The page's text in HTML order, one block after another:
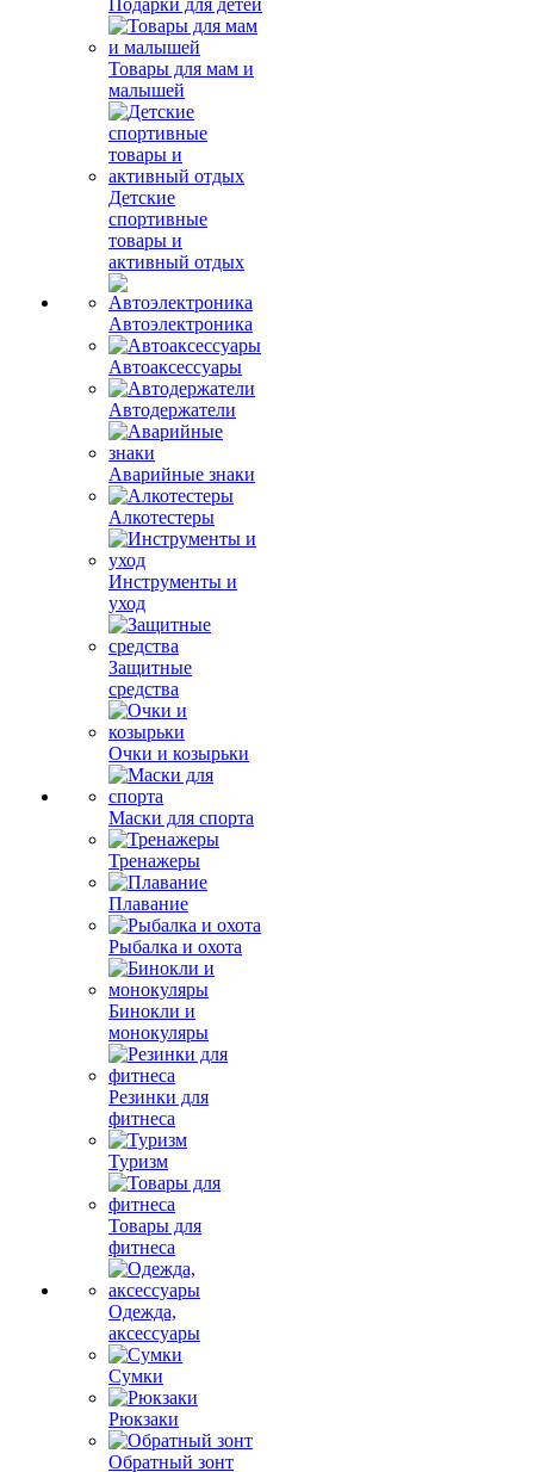
Подарки для детей
Товары для мам и
малышей
Детские
спортивные
товары и
активный отдых
Автоэлектроника
Автоаксессуары
Автодержатели
Аварийные знаки
Алкотестеры
Инструменты и
уход
Защитные
средства
Очки и козырьки
Маски для спорта
Тренажеры
Плавание
Рыбалка и охота
Бинокли и
монокуляры
Резинки для
фитнеса
Туризм
Товары для
фитнеса
Одежда,
аксессуары
Сумки
Рюкзаки
Обратный зонт